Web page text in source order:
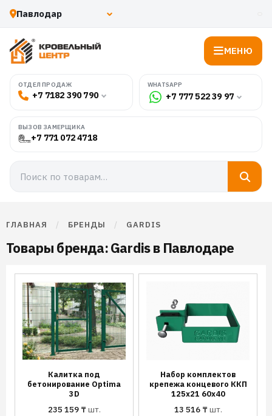
МЕНЮ
ОТДЕЛ ПРОДАЖ
+7 7182 390 790
WHATSAPP
+7 777 522 39 97
ВЫЗОВ ЗАМЕРЩИКА
+7 771 072 4718
ГЛАВНАЯ / БРЕНДЫ / GARDIS
Товары бренда: Gardis в Павлодаре
Калитка под
бетонирование Optima
3D
235 159 ₸шт.
Набор комплектов
крепежа концевого ККП
125х21 60х40
13 516 ₸шт.